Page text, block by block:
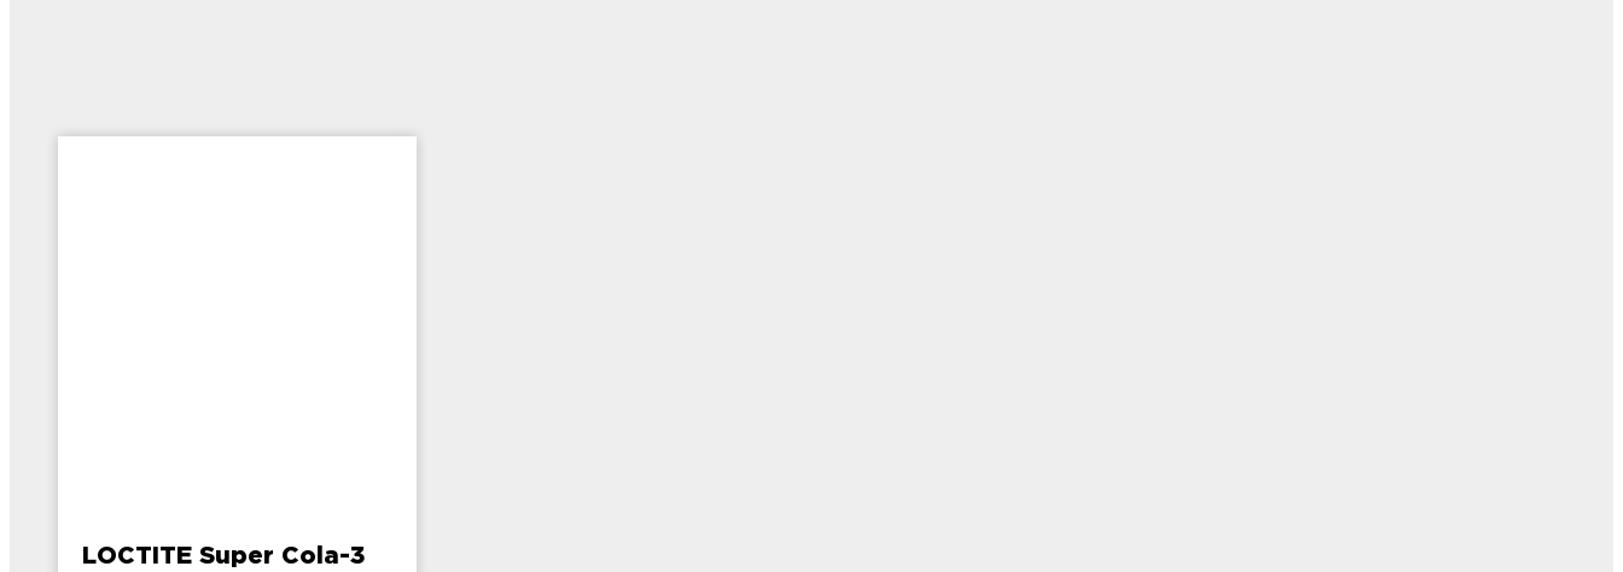
LOCTITE Super Cola-3